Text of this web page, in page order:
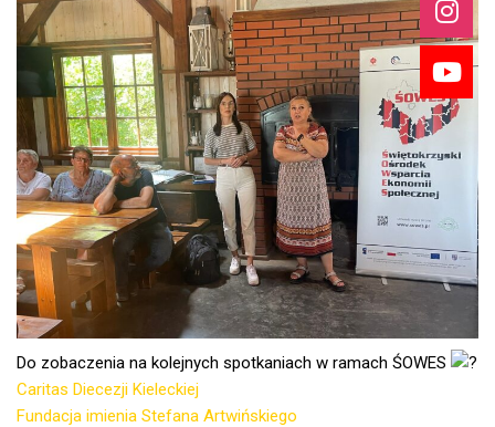
Do zobaczenia na kolejnych spotkaniach w ramach ŚOWES
Caritas Diecezji Kieleckiej
Fundacja imienia Stefana Artwińskiego